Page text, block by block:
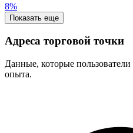
8%
Показать еще
Адреса торговой точки
Данные, которые
опыта.